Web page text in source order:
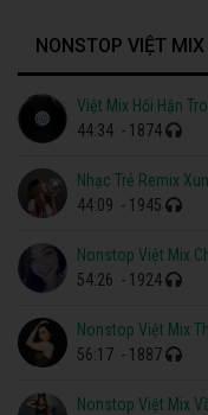
NONSTOP VIỆT
Việt Mix Hối Hận
44:34 - 1874
Nhạc Trẻ Remix
44:09 - 1945
Nonstop Việt Mix
54:26 - 1924
Nonstop Việt Mix
56:17 - 1887
Nonstop Việt Mix